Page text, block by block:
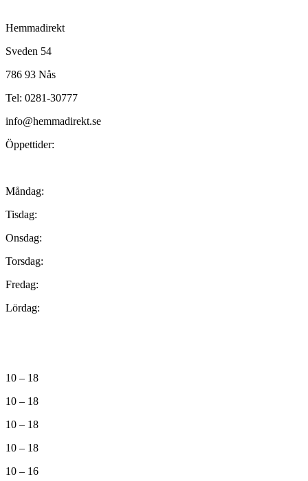
Hemmadirekt
Sveden 54
786 93 Nås
Tel: 0281-30777
info@hemmadirekt.se
Öppettider:
Måndag:
Tisdag:
Onsdag:
Torsdag:
Fredag:
Lördag:
10 – 18
10 – 18
10 – 18
10 – 18
10 – 16